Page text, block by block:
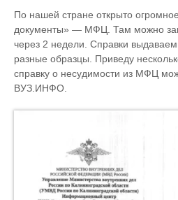
По нашей стране открыто
документы» — МФЦ. Там можно
через 2 недели. Справки
разные образцы. Приведу
справку о несудимости из МФЦ
ВУЗ.ИНФО.